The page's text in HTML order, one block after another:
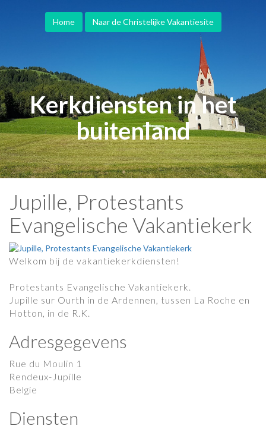
Home Naar de Christelijke Vakantiesite
Kerkdiensten in het
buitenland
Jupille, Protestants
Evangelische Vakantiekerk
Welkom bij de vakantiekerkdiensten!
Protestants Evangelische Vakantiekerk.
Jupille sur Ourth in de Ardennen, tussen La Roche en
Hotton, in de R.K.
Adresgegevens
Rue du Moulin 1
Rendeux-Jupille
Belgie
Diensten